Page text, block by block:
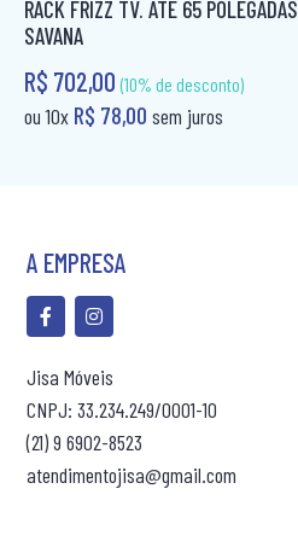
RACK FRIZZ TV. ATÉ 65 POLEGADAS
SAVANA
R$ 702,00(10% de desconto)
ou 10x R$ 78,00 sem juros
A EMPRESA
Jisa Móveis
CNPJ: 33.234.249/0001-10
(21) 9 6902-8523
atendimentojisa@gmail.com